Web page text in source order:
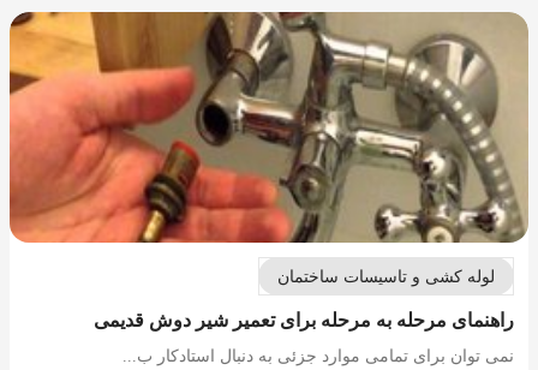
لوله کشی و تاسیسات ساختمان
راهنمای مرحله به مرحله برای تعمیر شیر دوش قدیمی
نمی توان برای تمامی موارد جزئی به دنبال استادکار ب...